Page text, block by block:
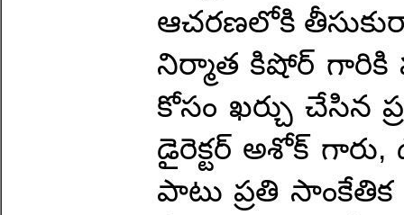
ఆచరణలోకి
నిర్మాత కిషోర్
కోసం ఖర్చు చేసిన
డైరెక్టర్ అశోక్
పాటు ప్రతి సాంకేతిక